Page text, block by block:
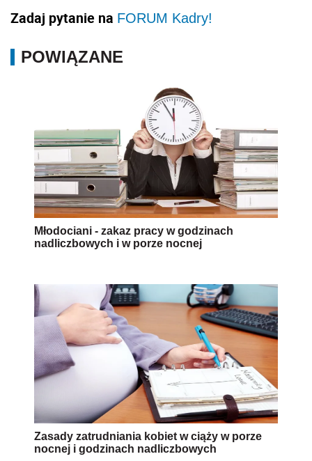
Zadaj pytanie na FORUM Kadry!
POWIĄZANE
Młodociani - zakaz pracy w godzinach
nadliczbowych i w porze nocnej
Zasady zatrudniania kobiet w ciąży w porze
nocnej i godzinach nadliczbowych